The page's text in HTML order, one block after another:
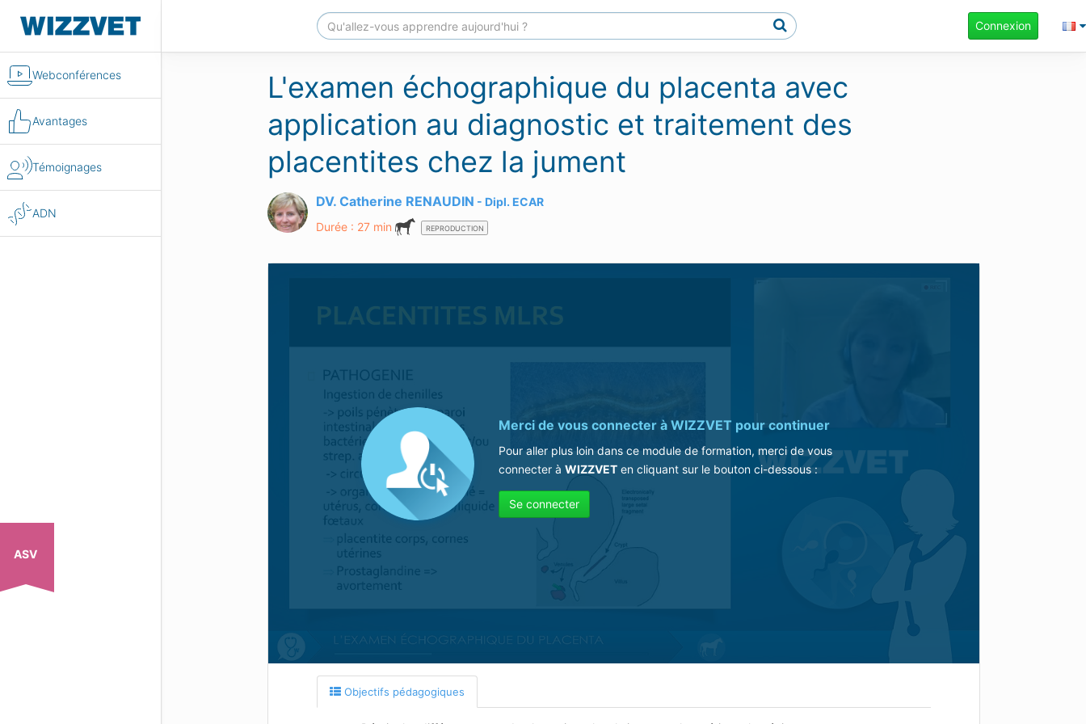
Webconférences
Avantages
Témoignages
ADN
ASV
Connexion
L'examen échographique du placenta avec
application au diagnostic et traitement des
placentites chez la jument
DV. Catherine RENAUDIN Dipl. ECAR
Durée : 27 min
REPRODUCTION
Merci de vous connecter àWIZZVET pour continuer
Pour aller plus loin dans ce module de formation, merci de vous
connecter àWIZZVET en cliquant sur le bouton ci-dessous :
Se connecter
Objectifs pédagogiques